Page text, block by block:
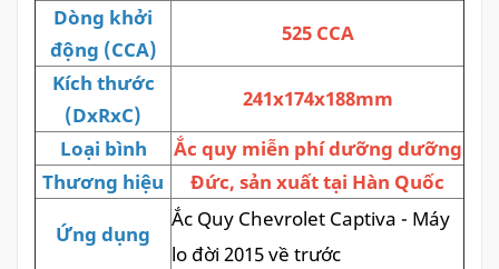
Dòng khởi
động (CCA)
525 CCA
Kích thước
(DxRxC)
241x174x188mm
Loại bình
Ắc quy miễn phí dưỡng dưỡng
Thương hiệu
Đức, sản xuất tại Hàn Quốc
Ứng dụng
Ắc Quy Chevrolet Captiva - Máy
lo đời 2015 về trước